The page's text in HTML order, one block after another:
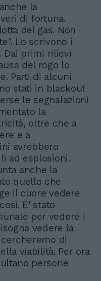
la
di fortuna.
del gas. Non
Lo scrivono i
Dai primi rilievi
del rogo lo
Parti di alcuni
stati in blackout
le segnalazioni
la
oltre che a
e a
avrebbero
ad esplosioni.
anche la
quello che
il cuore vedere
E' stato
per vedere i
vedere la
di
viabilità. Per ora
persone